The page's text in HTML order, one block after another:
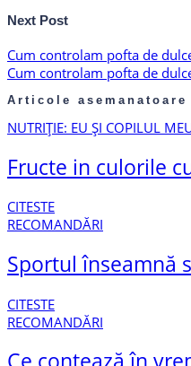
Next Post
Cum controlam pofta de
Cum controlam pofta de
Articole asemanatoare
NUTRIȚIE: EU ȘI COPILUL
Fructe in culorile
CITESTE
RECOMANDĂRI
Sportul înseamnă
CITESTE
RECOMANDĂRI